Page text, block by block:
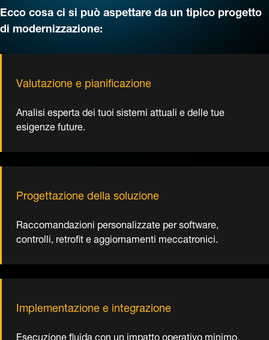
Progettazione della soluzione
Raccomandazioni personalizzate per software,
Implementazione e integrazione
Esecuzione fluida con un impatto operativo minimo.
Test e messa in servizio